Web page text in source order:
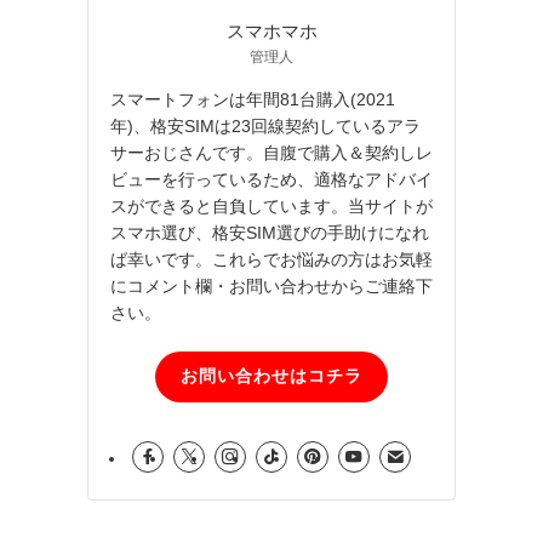
スマホマホ
管理人
スマートフォンは年間81台購入(2021
年)、格安SIMは23回線契約しているアラ
サーおじさんです。自腹で購入＆契約しレ
ビューを行っているため、適格なアドバイ
スができると自負しています。当サイトが
スマホ選び、格安SIM選びの手助けになれ
ば幸いです。これらでお悩みの方はお気軽
にコメント欄・お問い合わせからご連絡下
さい。
お問い合わせはコチラ